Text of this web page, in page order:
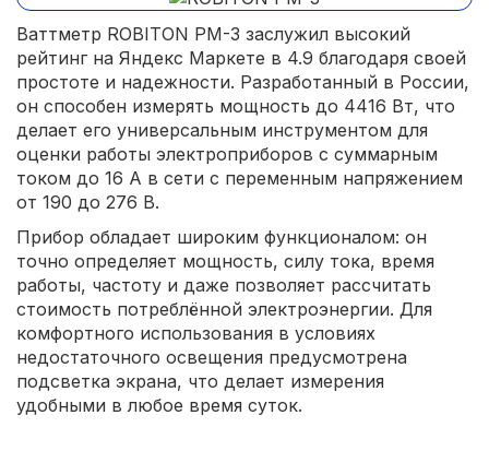
Ваттметр ROBITON PM-3 заслужил высокий
рейтинг на Яндекс Маркете в 4.9 благодаря своей
простоте и надежности. Разработанный в России,
он способен измерять мощность до 4416 Вт, что
делает его универсальным инструментом для
оценки работы электроприборов с суммарным
током до 16 А в сети с переменным напряжением
от 190 до 276 В.
Прибор обладает широким функционалом: он
точно определяет мощность, силу тока, время
работы, частоту и даже позволяет рассчитать
стоимость потреблённой электроэнергии. Для
комфортного использования в условиях
недостаточного освещения предусмотрена
подсветка экрана, что делает измерения
удобными в любое время суток.